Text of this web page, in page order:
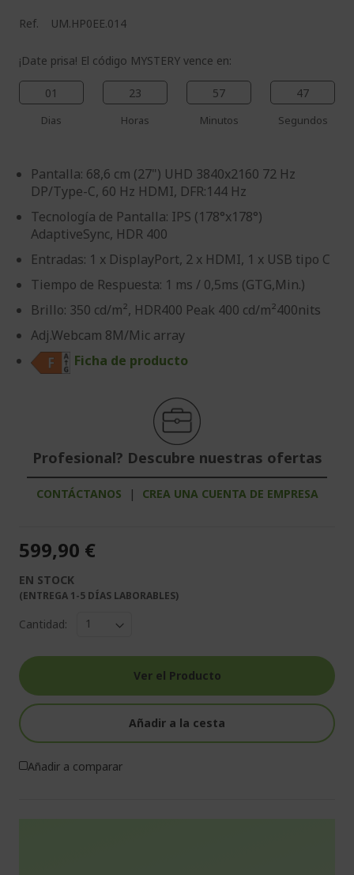
Ref. UM.HP0EE.014
¡Date prisa! El código MYSTERY vence en:
01
Dias
23
Horas
57
Minutos
46
Segundos
Pantalla: 68,6 cm (27") UHD 3840x2160 72 Hz
DP/Type-C, 60 Hz HDMI, DFR:144 Hz
Tecnología de Pantalla: IPS (178°x178°)
AdaptiveSync, HDR 400
Entradas: 1 x DisplayPort, 2 x HDMI, 1 x USB tipo C
Tiempo de Respuesta: 1 ms / 0,5ms (GTG,Min.)
Brillo: 350 cd/m², HDR400 Peak 400 cd/m²400nits
Adj.Webcam 8M/Mic array
Ficha de producto
Profesional? Descubre nuestras ofertas
CONTÁCTANOS | CREA UNA CUENTA DE EMPRESA
599,90 €
EN STOCK
(ENTREGA 1-5 DÍAS LABORABLES)
Cantidad:
Ver el Producto
Añadir a la cesta
Añadir a comparar